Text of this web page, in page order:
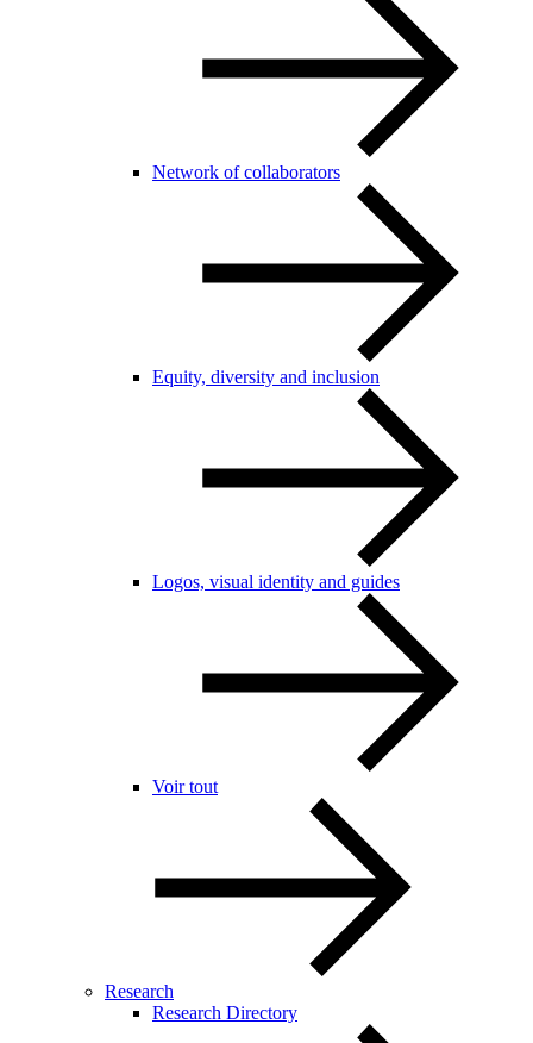
Network of collaborators
Equity, diversity and inclusion
Logos, visual identity and guides
Voir tout
Research
Research Directory